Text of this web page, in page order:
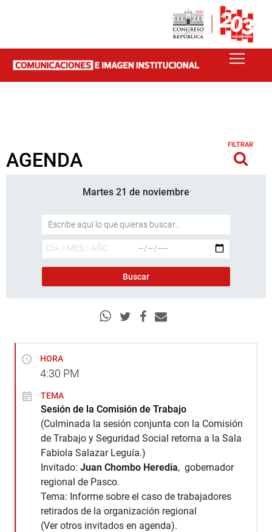
AGENDA
FILTRAR
Martes 21 de noviembre
HORA
4:30 PM
TEMA
Sesión de la Comisión de Trabajo
(Culminada la sesión conjunta con la Comisión
de Trabajo y Seguridad Social retorna a la Sala
Fabiola Salazar Leguía.)
Invitado: Juan Chombo Heredia, gobernador
regional de Pasco.
Tema: Informe sobre el caso de trabajadores
retirados de la organización regional
(Ver otros invitados en agenda).